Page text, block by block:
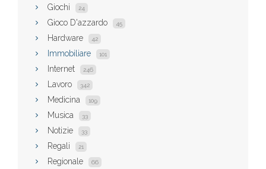
Giochi 24
Gioco D'azzardo 45
Hardware 42
Immobiliare 101
Internet 246
Lavoro 342
Medicina 109
Musica 33
Notizie 33
Regali 21
Regionale 66